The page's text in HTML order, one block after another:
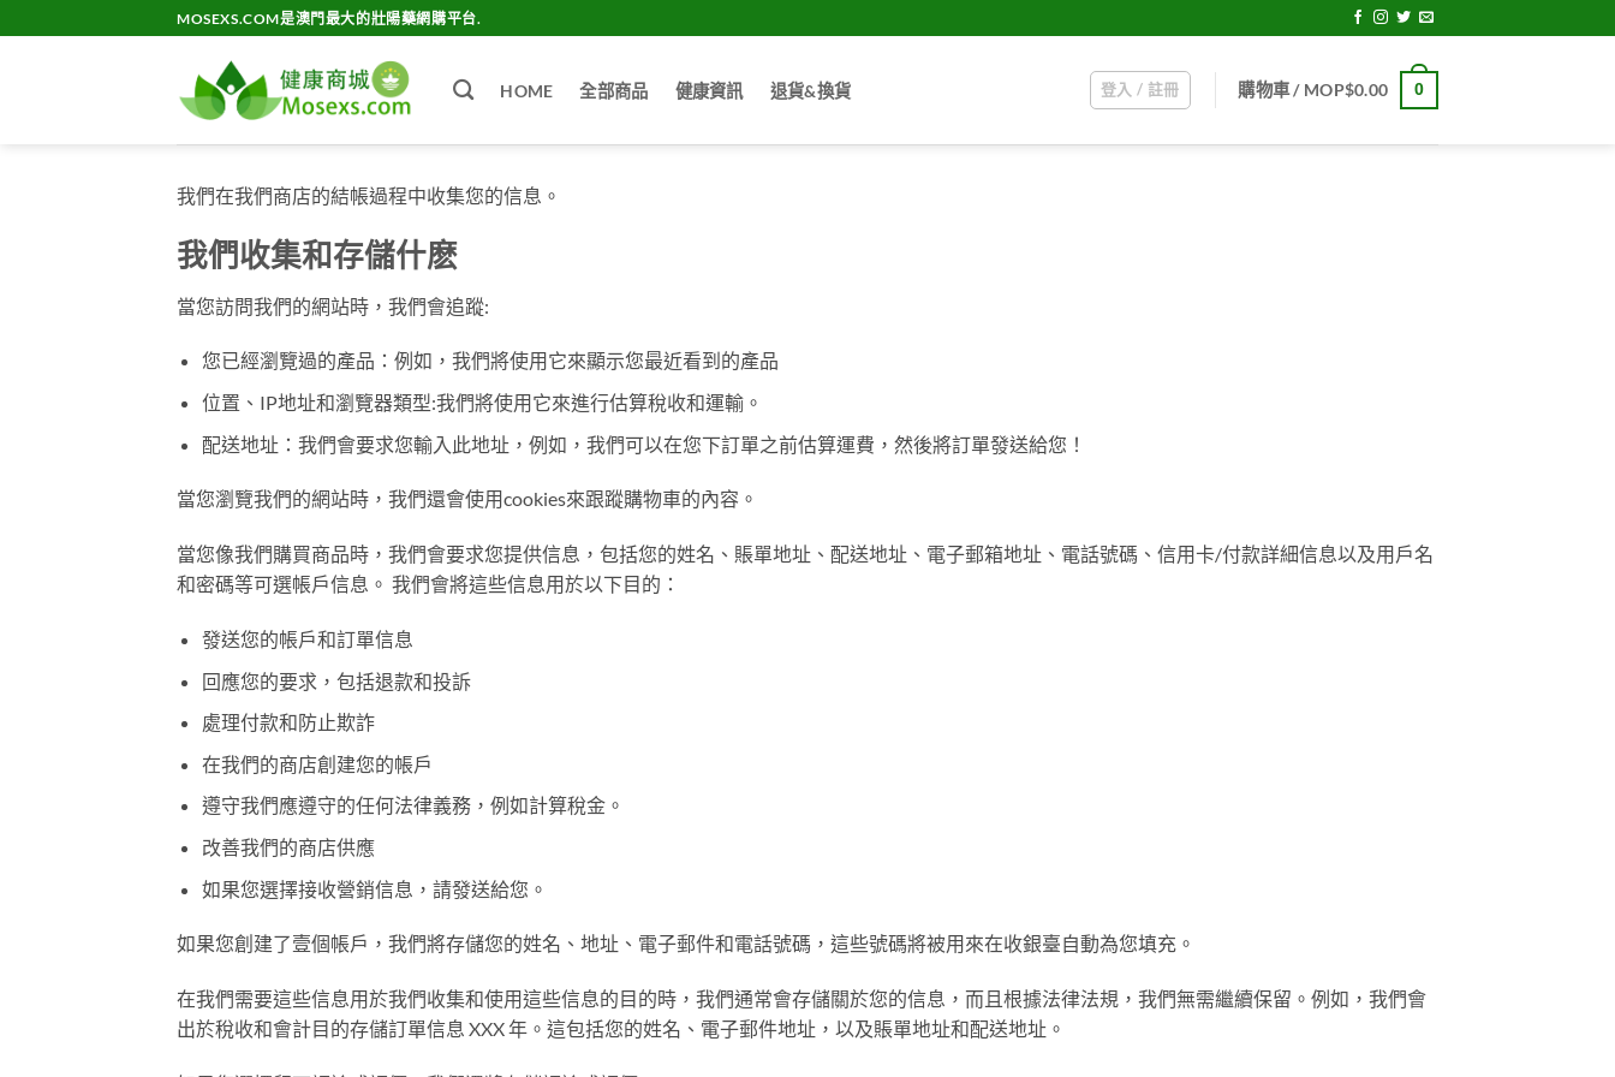
to
MOSEXS.COM是澳門最大的壯陽藥網購平台.
HOME 全部商品 健康資訊 退貨&換貨 登入 / 註冊 購物車 / MOP$0.00 0
我們在我們商店的結帳過程中收集您的信息。
我們收集和存儲什麽
當您訪問我們的網站時，我們會追蹤:
您已經瀏覽過的產品：例如，我們將使用它來顯示您最近看到的產品
位置、IP地址和瀏覽器類型:我們將使用它來進行估算稅收和運輸。
配送地址：我們會要求您輸入此地址，例如，我們可以在您下訂單之前估算運費，然後將訂單發送給您！
當您瀏覽我們的網站時，我們還會使用cookies來跟蹤購物車的內容。
當您像我們購買商品時，我們會要求您提供信息，包括您的姓名、賬單地址、配送地址、電子郵箱地址、電話號碼、信用卡/付款詳細信息以及用戶名
和密碼等可選帳戶信息。 我們會將這些信息用於以下目的：
發送您的帳戶和訂單信息
回應您的要求，包括退款和投訴
處理付款和防止欺詐
在我們的商店創建您的帳戶
遵守我們應遵守的任何法律義務，例如計算稅金。
改善我們的商店供應
如果您選擇接收營銷信息，請發送給您。
如果您創建了壹個帳戶，我們將存儲您的姓名、地址、電子郵件和電話號碼，這些號碼將被用來在收銀臺自動為您填充。
在我們需要這些信息用於我們收集和使用這些信息的目的時，我們通常會存儲關於您的信息，而且根據法律法規，我們無需繼續保留。例如，我們會
出於稅收和會計目的存儲訂單信息 XXX 年。這包括您的姓名、電子郵件地址，以及賬單地址和配送地址。